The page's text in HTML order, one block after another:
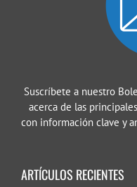
Suscríbete a nuestro
acerca de las
con información clave y
ARTÍCULOS RECIENTES